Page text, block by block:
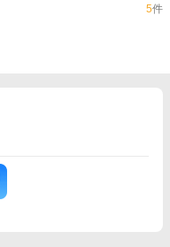
5件